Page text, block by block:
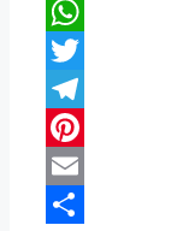
Facebook
WhatsApp
Twitter
Telegram
Pinterest
Email